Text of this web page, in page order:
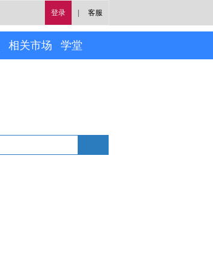
登录 客服
相关市场 学堂